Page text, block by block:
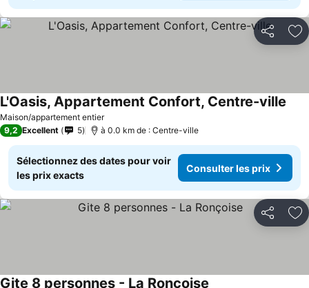
Partager
Maison/appartement entier
L'Oasis, Appartement Confort, Centre-ville
9,2 Excellent 5 à 0.0 km de : Centre-ville
Sélectionnez des dates pour voir
les prix exacts
Consulter les prix
Partager
Gite 8 personnes - La Ronçoise